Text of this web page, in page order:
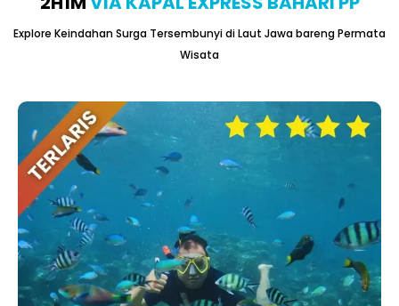
Explore Keindahan Surga Tersembunyi di Laut Jawa bareng Permata
Wisata